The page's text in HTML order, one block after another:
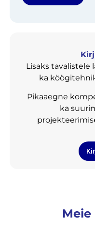
Lisaks tavalistele
ka
Pikaaegne
ka